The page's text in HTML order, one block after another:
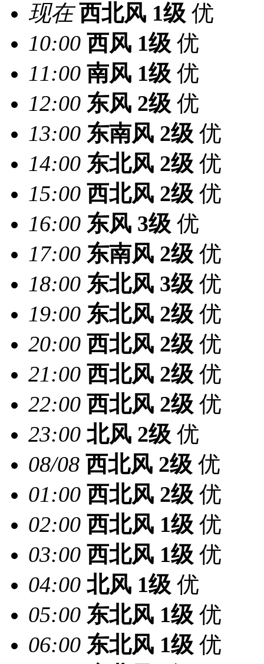
现在 西北风 1级 优
10:00 西风 1级 优
11:00 南风 1级 优
12:00 东风 2级 优
13:00 东南风 2级 优
14:00 东北风 2级 优
15:00 西北风 2级 优
16:00 东风 3级 优
17:00 东南风 2级 优
18:00 东北风 3级 优
19:00 东北风 2级 优
20:00 西北风 2级 优
21:00 西北风 2级 优
22:00 西北风 2级 优
23:00 北风 2级 优
08/08 西北风 2级 优
01:00 西北风 2级 优
02:00 西北风 1级 优
03:00 西北风 1级 优
04:00 北风 1级 优
05:00 东北风 1级 优
06:00 东北风 1级 优